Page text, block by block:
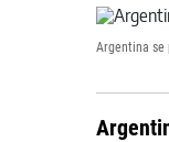
Argentina se